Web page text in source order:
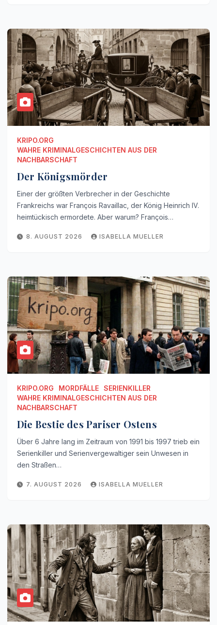
KRIPO.ORG
WAHRE KRIMINALGESCHICHTEN AUS DER
NACHBARSCHAFT
Der Königsmörder
Einer der größten Verbrecher in der Geschichte
Frankreichs war François Ravaillac, der König Heinrich IV.
heimtückisch ermordete. Aber warum? François…
8. AUGUST 2026 ISABELLA MUELLER
KRIPO.ORG MORDFÄLLE SERIENKILLER
WAHRE KRIMINALGESCHICHTEN AUS DER
NACHBARSCHAFT
Die Bestie des Pariser Ostens
Über 6 Jahre lang im Zeitraum von 1991 bis 1997 trieb ein
Serienkiller und Serienvergewaltiger sein Unwesen in
den Straßen…
7. AUGUST 2026 ISABELLA MUELLER